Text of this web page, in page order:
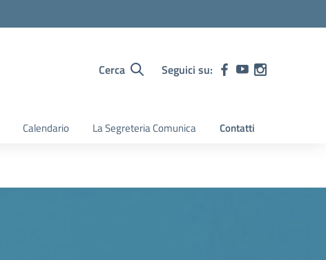
Cerca Seguici su:
Calendario La Segreteria Comunica Contatti